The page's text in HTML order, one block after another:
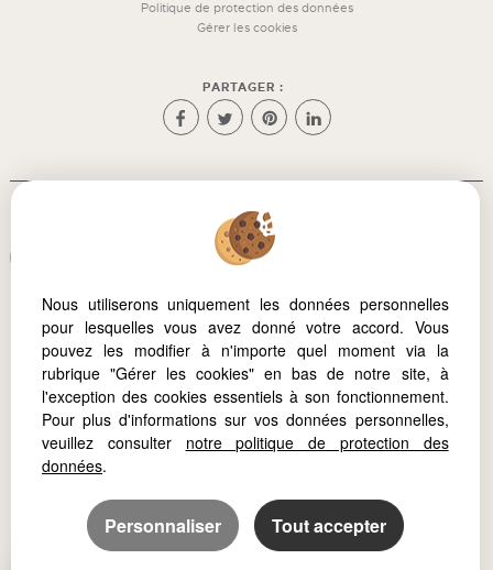
Politique de protection des données
Gérer les cookies
PARTAGER :
Afin de vous offrir un confort de lecture permanent, depuis
votre PC, votre tablette ou votre smartphone, notre site
Logiciel immobilier Adapt Immo
Création site immobilier
Référencement site immobilier
Nous utiliserons uniquement les données personnelles
pour lesquelles vous avez donné votre accord. Vous
pouvez les modifier à n'importe quel moment via la
rubrique "Gérer les cookies" en bas de notre site, à
l'exception des cookies essentiels à son fonctionnement.
Pour plus d'informations sur vos données personnelles,
veuillez consulter notre politique de protection des
données.
Personnaliser Tout accepter